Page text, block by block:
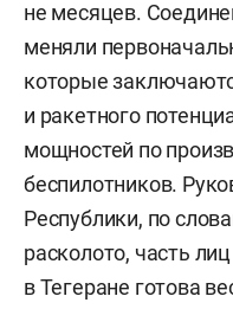
не месяцев.
меняли
которые
и ракетного
мощностей по
беспилотников.
Республики, по
расколото, часть
в Тегеране готова